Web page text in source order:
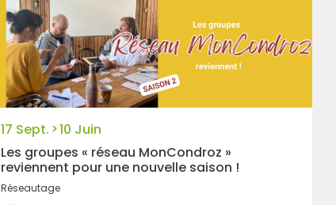
17 Sept. >10 Juin
Les groupes « réseau MonCondroz »
reviennent pour une nouvelle saison !
Réseautage